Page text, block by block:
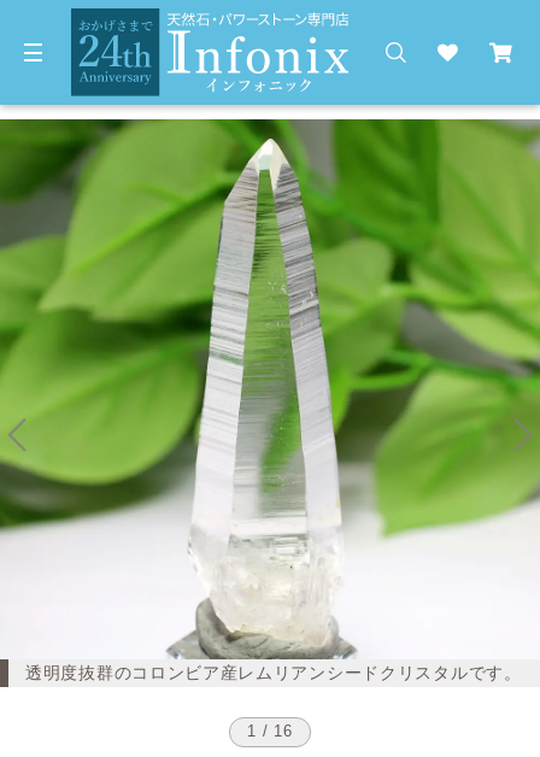
透明度抜群のコロンビア産レムリアンシードクリスタルです。
1 / 16